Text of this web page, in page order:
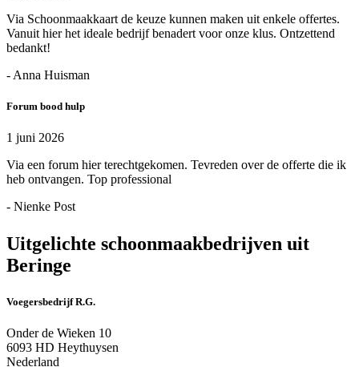
Via Schoonmaakkaart de keuze kunnen maken uit enkele offertes.
Vanuit hier het ideale bedrijf benadert voor onze klus. Ontzettend
bedankt!
- Anna Huisman
Forum bood hulp
1 juni 2026
Via een forum hier terechtgekomen. Tevreden over de offerte die ik
heb ontvangen. Top professional
- Nienke Post
Uitgelichte schoonmaakbedrijven uit
Beringe
Voegersbedrijf R.G.
Onder de Wieken 10
6093 HD Heythuysen
Nederland